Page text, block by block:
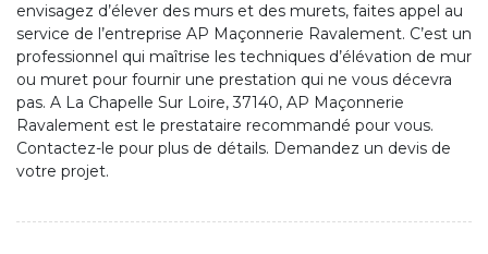
envisagez d’élever des murs et des murets, faites appel au
service de l’entreprise AP Maçonnerie Ravalement. C’est un
professionnel qui maîtrise les techniques d’élévation de mur
ou muret pour fournir une prestation qui ne vous décevra
pas. A La Chapelle Sur Loire, 37140, AP Maçonnerie
Ravalement est le prestataire recommandé pour vous.
Contactez-le pour plus de détails. Demandez un devis de
votre projet.